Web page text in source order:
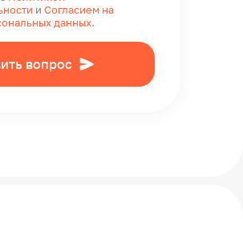
и Согласием на
данных.
вопрос